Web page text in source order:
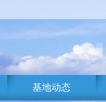
基地动态